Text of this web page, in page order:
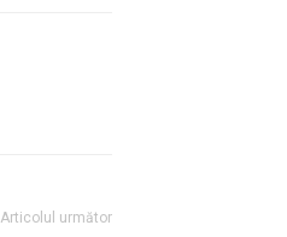
Articolul următor